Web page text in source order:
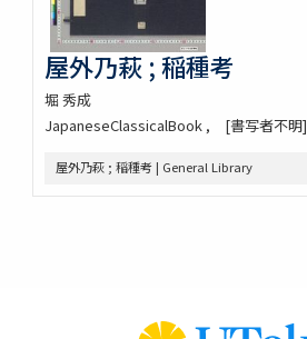
屋外乃萩 ; 稲種考
堀 秀成
JapaneseClassicalBook
[書写者不明]
屋外乃萩 ; 稲種考 | General Library